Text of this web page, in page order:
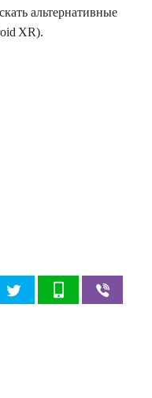
альтернативные
XR).